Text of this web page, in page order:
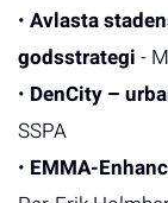
• Avlasta
godsstrategi -
• DenCity –
SSPA
• EMMA-